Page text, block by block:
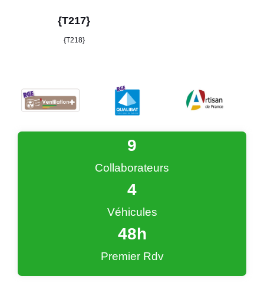
{T217}
{T218}
Collaborateurs
9
Véhicules
4
Premier Rdv
48h